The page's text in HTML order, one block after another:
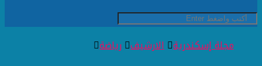
مجلة إسكندرية الارشيف رياضة